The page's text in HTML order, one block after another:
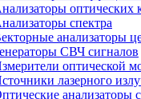
оптических
спектра
анализаторы
СВЧ сигналов
оптической
лазерного
анализаторы